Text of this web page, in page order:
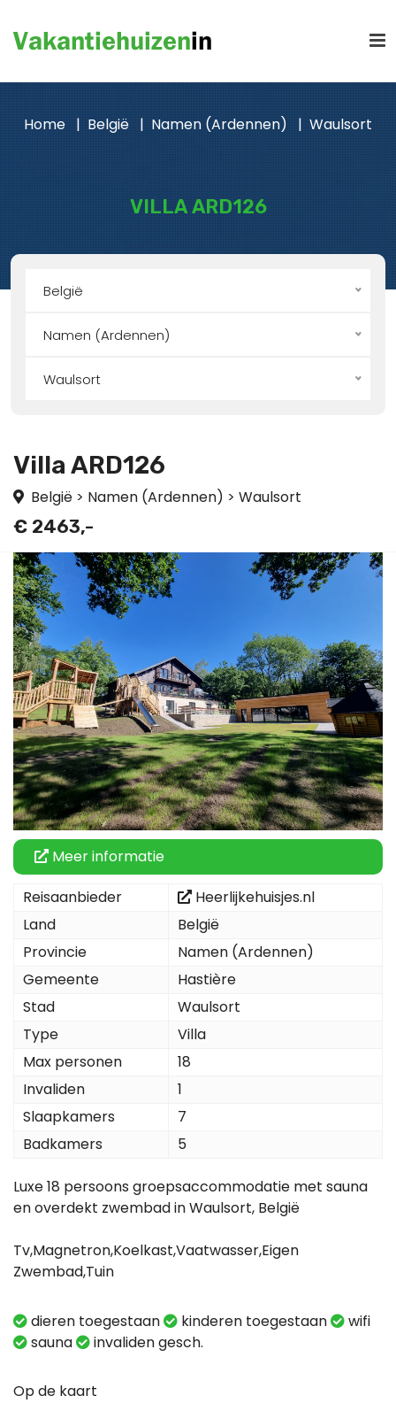
VILLA ARD126
Home België Namen (Ardennen) Waulsort
België
Namen (Ardennen)
Waulsort
Villa ARD126
België > Namen (Ardennen) > Waulsort
€ 2463,-
Meer informatie
Reisaanbieder
Heerlijkehuisjes.nl
Land
België
Provincie
Namen (Ardennen)
Gemeente
Hastière
Stad
Waulsort
Type
Villa
Max personen
18
Invaliden
1
Slaapkamers
7
Badkamers
5
Luxe 18 persoons groepsaccommodatie met sauna
en overdekt zwembad in Waulsort, België
Tv,Magnetron,Koelkast,Vaatwasser,Eigen
Zwembad,Tuin
dieren toegestaan kinderen toegestaan
wifi
sauna
invaliden gesch.
Op de kaart